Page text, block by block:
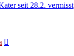
seit 28.2. vermisst